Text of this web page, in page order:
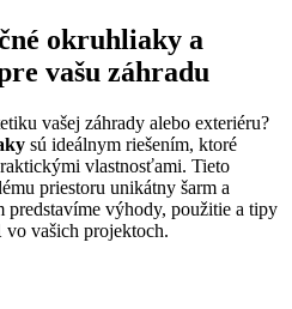
okruhliaky a
vašu záhradu
vašej záhrady alebo exteriéru?
sú ideálnym riešením, ktoré
vlastnosťami. Tieto
priestoru unikátny šarm a
výhody, použitie a tipy
vo vašich projektoch.